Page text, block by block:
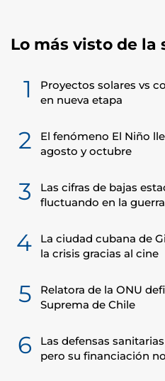
Lo más visto de la
1
Proyectos solares vs
en nueva etapa
2
El fenómeno El Niño
agosto y octubre
3
Las cifras de bajas
fluctuando en la
4
La ciudad cubana de
la crisis gracias al cine
5
Relatora de la ONU
Suprema de Chile
6
Las defensas
pero su financiación no